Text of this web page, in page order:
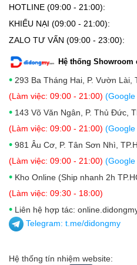
HOTLINE (09:00 - 21:00):
KHIẾU NẠI (09:00 - 21:00):
ZALO TƯ VẤN (09:00 - 23:00):
Hệ thống Showroom
• 293 Ba Tháng Hai, P. Vườn Lài,
(Làm việc: 09:00 - 21:00) (Google
• 143 Võ Văn Ngân, P. Thủ Đức,
(Làm việc: 09:00 - 21:00) (Google
• 981 Âu Cơ, P. Tân Sơn Nhì,
(Làm việc: 09:00 - 21:00) (Google
• Kho Online (Ship nhanh 2h
(Làm việc: 09:30 - 18:00)
• Liên hệ hợp tác:
Telegram: t.me/didongmy
Hệ thống tín nhiệm website: